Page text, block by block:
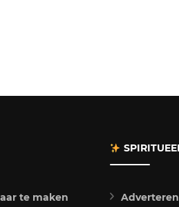
te maken Adverteren